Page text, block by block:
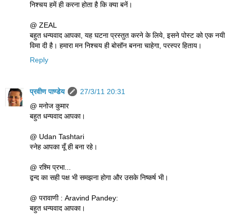
निश्चय हमें ही करना होता है कि क्या बनें।
@ ZEAL
बहुत धन्यवाद आपका, यह घटना प्रस्तुत करने के लिये, इसने पोस्ट को एक नयी
विमा दी है। हमारा मन निश्चय ही बोसॉन बनना चाहेगा, परस्पर हिताय।
Reply
प्रवीण पाण्डेय
27/3/11 20:31
@ मनोज कुमार
बहुत धन्यवाद आपका।
@ Udan Tashtari
स्नेह आपका यूँ ही बना रहे।
@ रश्मि प्रभा...
द्वन्द का सही पक्ष भी समझना होगा और उसके निष्कर्ष भी।
@ परावाणी : Aravind Pandey:
बहुत धन्यवाद आपका।